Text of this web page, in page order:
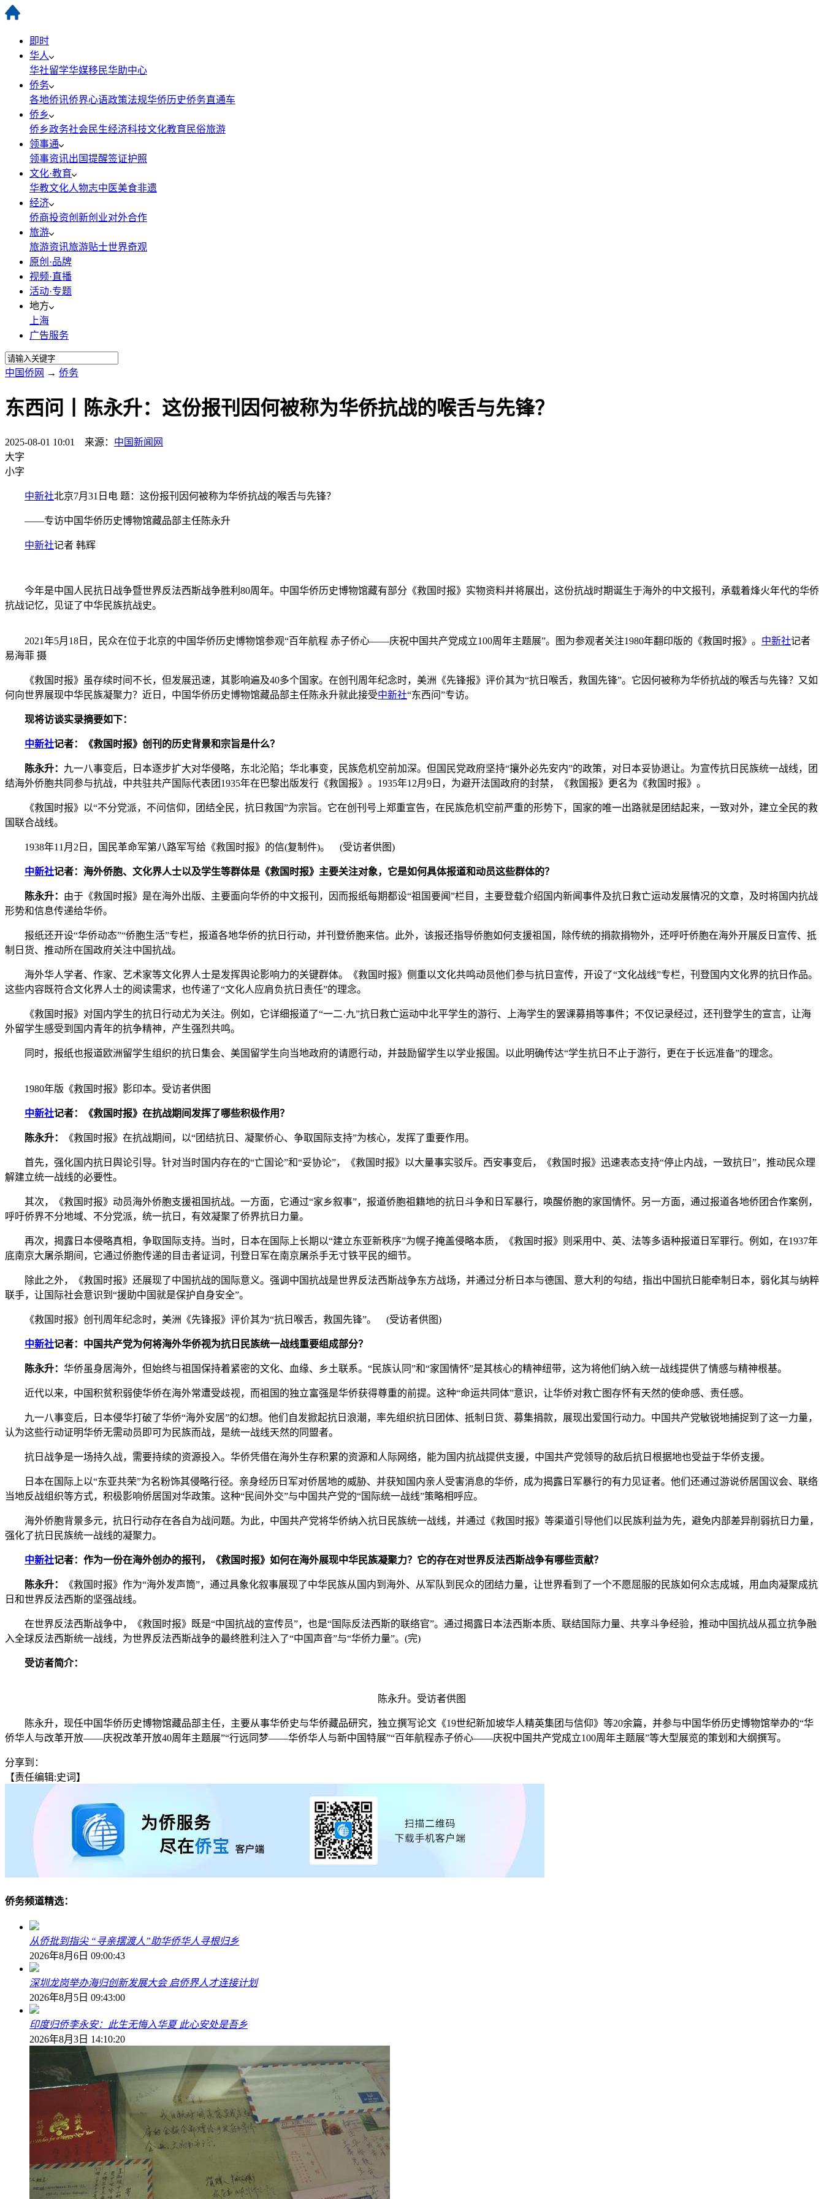
即时
华人
华社留学华媒移民华助中心
侨务
各地侨讯侨界心语政策法规华侨历史侨务直通车
侨乡
侨乡政务社会民生经济科技文化教育 民俗旅游
领事通
领事资讯出国提醒签证护照
文化·教育
华教文化人物志中医美食非遗
经济
侨商投资创新创业对外合作
旅游
旅游资讯旅游贴士世界奇观
原创·品牌
视频·直播
活动·专题
地方
上海
广告服务
中国侨网 → 侨务
东西问丨陈永升：这份报刊因何被称为华侨抗战的喉舌与先锋？
2025-08-01 10:01 来源： 中国新闻网
大字
小字
中新社北京7月31日电 题：这份报刊因何被称为华侨抗战的喉舌与先锋？
——专访中国华侨历史博物馆藏品部主任陈永升
中新社记者 韩辉
今年是中国人民抗日战争暨世界反法西斯战争胜利80周年。中国华侨历史博物馆藏有部分《救国时报》实物资料并将展出，这份抗战时期诞生于海外的中文报刊，承载着烽火年代的华侨
抗战记忆，见证了中华民族抗战史。
2021年5月18日，民众在位于北京的中国华侨历史博物馆参观“百年航程 赤子侨心——庆祝中国共产党成立100周年主题展”。图为参观者关注1980年翻印版的《救国时报》。 中新社记者
易海菲 摄
《救国时报》虽存续时间不长，但发展迅速，其影响遍及40多个国家。在创刊周年纪念时，美洲《先锋报》评价其为“抗日喉舌，救国先锋”。它因何被称为华侨抗战的喉舌与先锋？又如
何向世界展现中华民族凝聚力？近日，中国华侨历史博物馆藏品部主任陈永升就此接受中新社“东西问”专访。
现将访谈实录摘要如下：
中新社记者：《救国时报》创刊的历史背景和宗旨是什么？
陈永升： 九一八事变后，日本逐步扩大对华侵略，东北沦陷；华北事变，民族危机空前加深。但国民党政府坚持“攘外必先安内”的政策，对日本妥协退让。为宣传抗日民族统一战线，团
结海外侨胞共同参与抗战，中共驻共产国际代表团1935年在巴黎出版发行《救国报》。1935年12月9日，为避开法国政府的封禁，《救国报》更名为《救国时报》。
《救国时报》以“不分党派，不问信仰，团结全民，抗日救国”为宗旨。它在创刊号上郑重宣告，在民族危机空前严重的形势下，国家的唯一出路就是团结起来，一致对外，建立全民的救
国联合战线。
1938年11月2日，国民革命军第八路军写给《救国时报》的信(复制件)。 (受访者供图)
中新社记者：海外侨胞、文化界人士以及学生等群体是《救国时报》主要关注对象，它是如何具体报道和动员这些群体的？
陈永升： 由于《救国时报》是在海外出版、主要面向华侨的中文报刊，因而报纸每期都设“祖国要闻”栏目，主要登载介绍国内新闻事件及抗日救亡运动发展情况的文章，及时将国内抗战
形势和信息传递给华侨。
报纸还开设“华侨动态”“侨胞生活”专栏，报道各地华侨的抗日行动，并刊登侨胞来信。此外，该报还指导侨胞如何支援祖国，除传统的捐款捐物外，还呼吁侨胞在海外开展反日宣传、抵
制日货、推动所在国政府关注中国抗战。
海外华人学者、作家、艺术家等文化界人士是发挥舆论影响力的关键群体。《救国时报》侧重以文化共鸣动员他们参与抗日宣传，开设了“文化战线”专栏，刊登国内文化界的抗日作品。
这些内容既符合文化界人士的阅读需求，也传递了“文化人应肩负抗日责任”的理念。
《救国时报》对国内学生的抗日行动尤为关注。例如，它详细报道了“一二·九”抗日救亡运动中北平学生的游行、上海学生的罢课募捐等事件；不仅记录经过，还刊登学生的宣言，让海
外留学生感受到国内青年的抗争精神，产生强烈共鸣。
同时，报纸也报道欧洲留学生组织的抗日集会、美国留学生向当地政府的请愿行动，并鼓励留学生以学业报国。以此明确传达“学生抗日不止于游行，更在于长远准备”的理念。
1980年版《救国时报》影印本。受访者供图
中新社记者：《救国时报》在抗战期间发挥了哪些积极作用？
陈永升： 《救国时报》在抗战期间，以“团结抗日、凝聚侨心、争取国际支持”为核心，发挥了重要作用。
首先，强化国内抗日舆论引导。针对当时国内存在的“亡国论”和“妥协论”，《救国时报》以大量事实驳斥。西安事变后，《救国时报》迅速表态支持“停止内战，一致抗日”，推动民众理
解建立统一战线的必要性。
其次，《救国时报》动员海外侨胞支援祖国抗战。一方面，它通过“家乡叙事”，报道侨胞祖籍地的抗日斗争和日军暴行，唤醒侨胞的家国情怀。另一方面，通过报道各地侨团合作案例，
呼吁侨界不分地域、不分党派，统一抗日，有效凝聚了侨界抗日力量。
再次，揭露日本侵略真相，争取国际支持。当时，日本在国际上长期以“建立东亚新秩序”为幌子掩盖侵略本质，《救国时报》则采用中、英、法等多语种报道日军罪行。例如，在1937年
底南京大屠杀期间，它通过侨胞传递的目击者证词，刊登日军在南京屠杀手无寸铁平民的细节。
除此之外，《救国时报》还展现了中国抗战的国际意义。强调中国抗战是世界反法西斯战争东方战场，并通过分析日本与德国、意大利的勾结，指出中国抗日能牵制日本，弱化其与纳粹
联手，让国际社会意识到“援助中国就是保护自身安全”。
《救国时报》创刊周年纪念时，美洲《先锋报》评价其为“抗日喉舌，救国先锋”。 (受访者供图)
中新社记者：中国共产党为何将海外华侨视为抗日民族统一战线重要组成部分？
陈永升： 华侨虽身居海外，但始终与祖国保持着紧密的文化、血缘、乡土联系。“民族认同”和“家国情怀”是其核心的精神纽带，这为将他们纳入统一战线提供了情感与精神根基。
近代以来，中国积贫积弱使华侨在海外常遭受歧视，而祖国的独立富强是华侨获得尊重的前提。这种“命运共同体”意识，让华侨对救亡图存怀有天然的使命感、责任感。
九一八事变后，日本侵华打破了华侨“海外安居”的幻想。他们自发掀起抗日浪潮，率先组织抗日团体、抵制日货、募集捐款，展现出爱国行动力。中国共产党敏锐地捕捉到了这一力量，
认为这些行动证明华侨无需动员即可为民族而战，是统一战线天然的同盟者。
抗日战争是一场持久战，需要持续的资源投入。华侨凭借在海外生存积累的资源和人际网络，能为国内抗战提供支援，中国共产党领导的敌后抗日根据地也受益于华侨支援。
日本在国际上以“东亚共荣”为名粉饰其侵略行径。亲身经历日军对侨居地的威胁、并获知国内亲人受害消息的华侨，成为揭露日军暴行的有力见证者。他们还通过游说侨居国议会、联络
当地反战组织等方式，积极影响侨居国对华政策。这种“民间外交”与中国共产党的“国际统一战线”策略相呼应。
海外侨胞背景多元，抗日行动存在各自为战问题。为此，中国共产党将华侨纳入抗日民族统一战线，并通过《救国时报》等渠道引导他们以民族利益为先，避免内部差异削弱抗日力量，
强化了抗日民族统一战线的凝聚力。
中新社记者：作为一份在海外创办的报刊，《救国时报》如何在海外展现中华民族凝聚力？它的存在对世界反法西斯战争有哪些贡献？
陈永升：
《救国时报》作为“海外发声筒”，通过具象化叙事展现了中华民族从国内到海外、从军队到民众的团结力量，让世界看到了一个不愿屈服的民族如何众志成城，用血肉凝聚成抗
日和世界反法西斯的坚强战线。
在世界反法西斯战争中，《救国时报》既是“中国抗战的宣传员”，也是“国际反法西斯的联络官”。通过揭露日本法西斯本质、联结国际力量、共享斗争经验，推动中国抗战从孤立抗争融
入全球反法西斯统一战线，为世界反法西斯战争的最终胜利注入了“中国声音”与“华侨力量”。(完)
受访者简介：
陈永升。受访者供图
陈永升，现任中国华侨历史博物馆藏品部主任，主要从事华侨史与华侨藏品研究，独立撰写论文《19世纪新加坡华人精英集团与信仰》等20余篇，并参与中国华侨历史博物馆举办的“华
侨华人与改革开放——庆祝改革开放40周年主题展”“行远同梦——华侨华人与新中国特展”“百年航程赤子侨心——庆祝中国共产党成立100周年主题展”等大型展览的策划和大纲撰写。
分享到：
【责任编辑:史词】
侨务频道精选：
从侨批到指尖 “寻亲摆渡人”助华侨华人寻根归乡
2026年8月6日 09:00:43
深圳龙岗举办海归创新发展大会 启侨界人才连接计划
2026年8月5日 09:43:00
印度归侨李永安：此生无悔入华夏 此心安处是吾乡
2026年8月3日 14:10:20